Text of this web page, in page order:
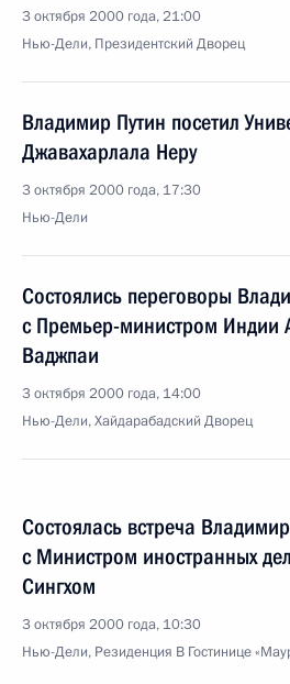
3 октября 2000 года, 21:00
Нью-Дели, Президентский Дворец
Владимир Путин посетил
Джавахарлала Неру
3 октября 2000 года, 17:30
Нью-Дели
Состоялись переговоры
с Премьер-министром Индии
Ваджпаи
3 октября 2000 года, 14:00
Нью-Дели, Хайдарабадский Дворец
с Министром иностранных
Сингхом
3 октября 2000 года, 10:30
Нью-Дели, Резиденция В Гостинице